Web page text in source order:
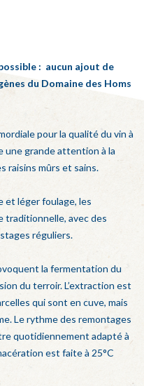
: aucun ajout de
du Domaine des Homs
pour la qualité du vin à
une grande attention à la
raisins mûrs et sains.
et léger foulage, les
traditionnelle, avec des
réguliers.
la fermentation du
du terroir. L’extraction est
qui sont en cuve, mais
Le rythme des remontages
quotidiennement adapté à
est faite à 25°C